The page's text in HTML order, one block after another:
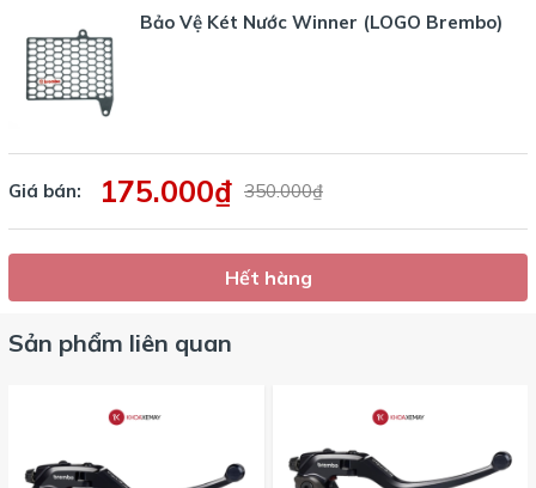
Bảo Vệ Két Nước Winner (LOGO Brembo)
Giá bán: 175.000₫ 350.000₫
Hết hàng
Sản phẩm liên quan